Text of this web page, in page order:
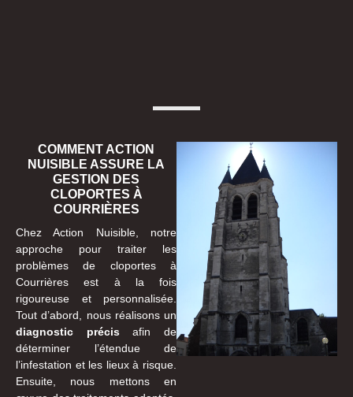
COMMENT ACTION
NUISIBLE ASSURE LA
GESTION DES
CLOPORTES À
COURRIÈRES
Chez Action Nuisible, notre
approche pour traiter les
problèmes de cloportes à
Courrières est à la fois
rigoureuse et personnalisée.
Tout d’abord, nous réalisons un
diagnostic précisafin de
déterminer l’étendue de
l’infestation et les lieux à risque.
Ensuite, nous mettons en